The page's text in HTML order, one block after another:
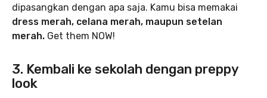
dipasangkan dengan apa saja. Kamu bisa memakai
dress merah, celana merah, maupun setelan
merah. Get them NOW!
3. Kembali ke sekolah dengan preppy
look